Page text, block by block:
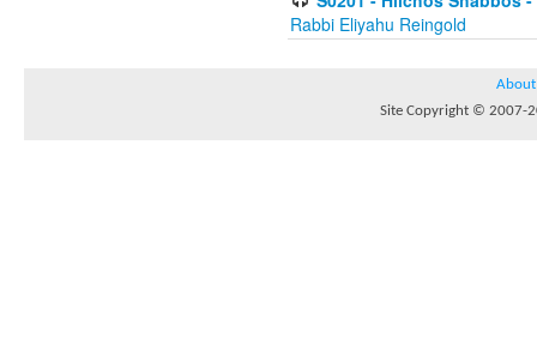
Rabbi Eliyahu Reingold
About
Site Copyright © 2007-